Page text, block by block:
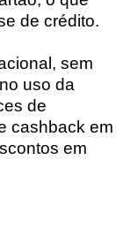
de crédito.
sem
uso da
de
cashback em
em